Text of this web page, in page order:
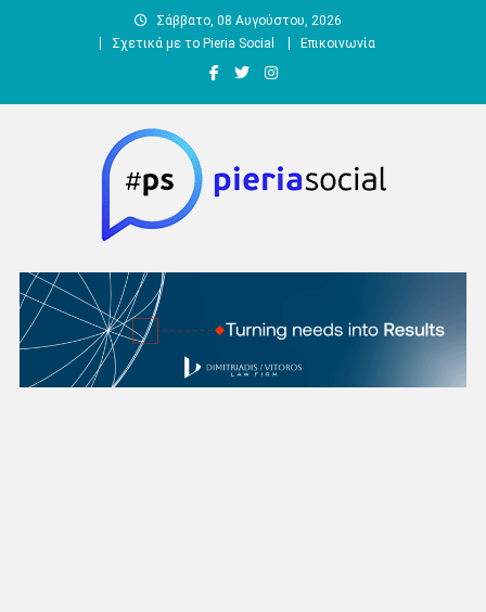
Σάββατο, 08 Αυγούστου, 2026
Σχετικά με το Pieria Social
Επικοινωνία
Pieria Social